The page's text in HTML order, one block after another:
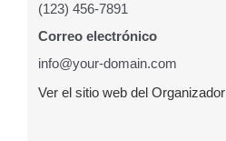
(123) 456-7891
Correo electrónico
info@your-domain.com
Ver el sitio web del Organizador